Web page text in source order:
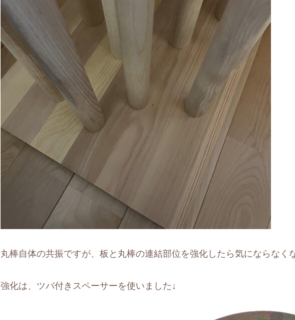
丸棒自体の共振ですが、板と丸棒の連結部位を強化したら気にならなく
強化は、ツバ付きスペーサーを使いました↓